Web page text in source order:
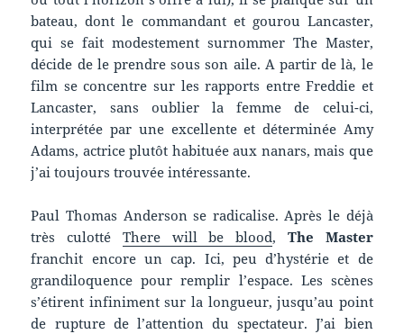
bateau, dont le commandant et gourou Lancaster,
qui se fait modestement surnommer The Master,
décide de le prendre sous son aile. A partir de là, le
film se concentre sur les rapports entre Freddie et
Lancaster, sans oublier la femme de celui-ci,
interprétée par une excellente et déterminée Amy
Adams, actrice plutôt habituée aux nanars, mais que
j’ai toujours trouvée intéressante.
Paul Thomas Anderson se radicalise. Après le déjà
très culotté There will be blood, The Master
franchit encore un cap. Ici, peu d’hystérie et de
grandiloquence pour remplir l’espace. Les scènes
s’étirent infiniment sur la longueur, jusqu’au point
de rupture de l’attention du spectateur. J’ai bien